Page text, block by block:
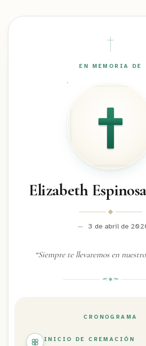
EN MEMORIA DE
Elizabeth
— 3 de abril de
“Siempre te llevaremos en
CRONOGRAMA
INICIO DE CREMACIÓN